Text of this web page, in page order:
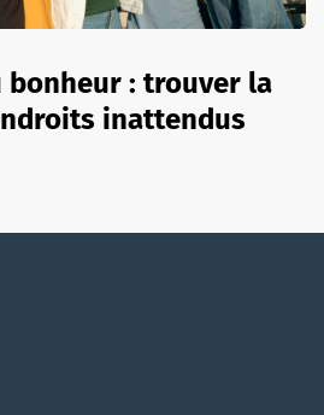
bonheur : trouver la
inattendus